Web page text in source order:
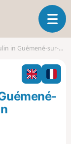
T
o
l
n
a
Scorff zur Kapelle von Crénénan